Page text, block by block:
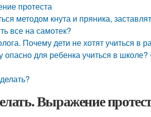
протеста
методом кнута и пряника,
все на самотек?
Почему дети не хотят учиться в
опасно для ребенка учиться в
Выражение